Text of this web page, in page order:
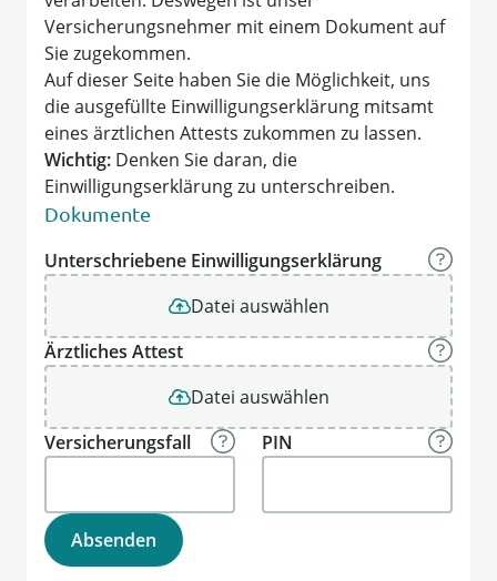
Versicherungsnehmer mit einem Dokument auf
Sie zugekommen.
Auf dieser Seite haben Sie die Möglichkeit, uns
die ausgefüllte Einwilligungserklärung mitsamt
eines ärztlichen Attests zukommen zu lassen.
Wichtig: Denken Sie daran, die
Einwilligungserklärung zu unterschreiben.
Dokumente
Unterschriebene Einwilligungserklärung
Datei auswählen
Ärztliches Attest
Datei auswählen
Versicherungsfall
PIN
Absenden